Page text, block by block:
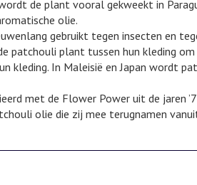
de plant vooral gekweekt in
olie.
gebruikt tegen insecten en
patchouli plant tussen hun kleding
kleding. In Maleisië en Japan wordt
met de Flower Power uit de jaren
olie die zij mee terugnamen